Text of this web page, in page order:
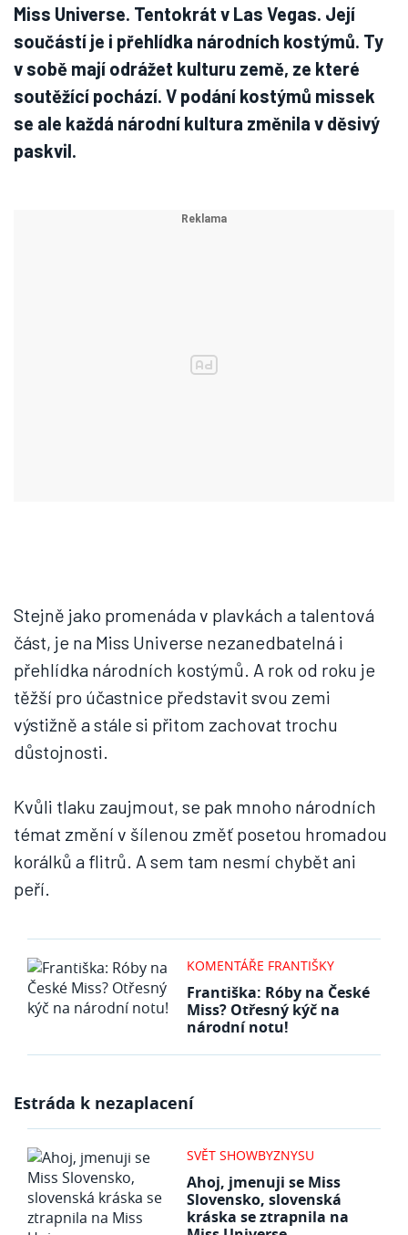
Miss Universe. Tentokrát v Las Vegas. Její
součástí je i přehlídka národních kostýmů. Ty
v sobě mají odrážet kulturu země, ze které
soutěžící pochází. V podání kostýmů missek
se ale každá národní kultura změnila v děsivý
paskvil.
Stejně jako promenáda v plavkách a talentová
část, je na Miss Universe nezanedbatelná i
přehlídka národních kostýmů. A rok od roku je
těžší pro účastnice představit svou zemi
výstižně a stále si přitom zachovat trochu
důstojnosti.
Kvůli tlaku zaujmout, se pak mnoho národních
témat změní v šílenou změť posetou hromadou
korálků a flitrů. A sem tam nesmí chybět ani
peří.
KOMENTÁŘE FRANTIŠKY
Františka: Róby na České
Miss? Otřesný kýč na
národní notu!
Estráda k nezaplacení
SVĚT SHOWBYZNYSU
Ahoj, jmenuji se Miss
Slovensko, slovenská
kráska se ztrapnila na